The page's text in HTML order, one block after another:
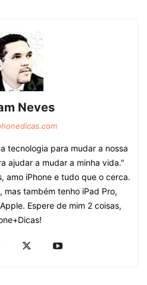
Neves
tecnologia para mudar a nossa
ajudar a mudar a minha vida."
amo iPhone e tudo que o cerca.
mas também tenho iPad Pro,
Espere de mim 2 coisas,